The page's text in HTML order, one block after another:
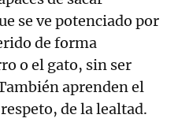
se ve potenciado por
de forma
o el gato, sin ser
aprenden el
de la lealtad.